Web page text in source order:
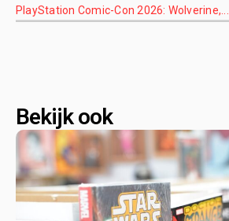
PlayStation Comic-Con 2026: Wolverine,...
Bekijk ook